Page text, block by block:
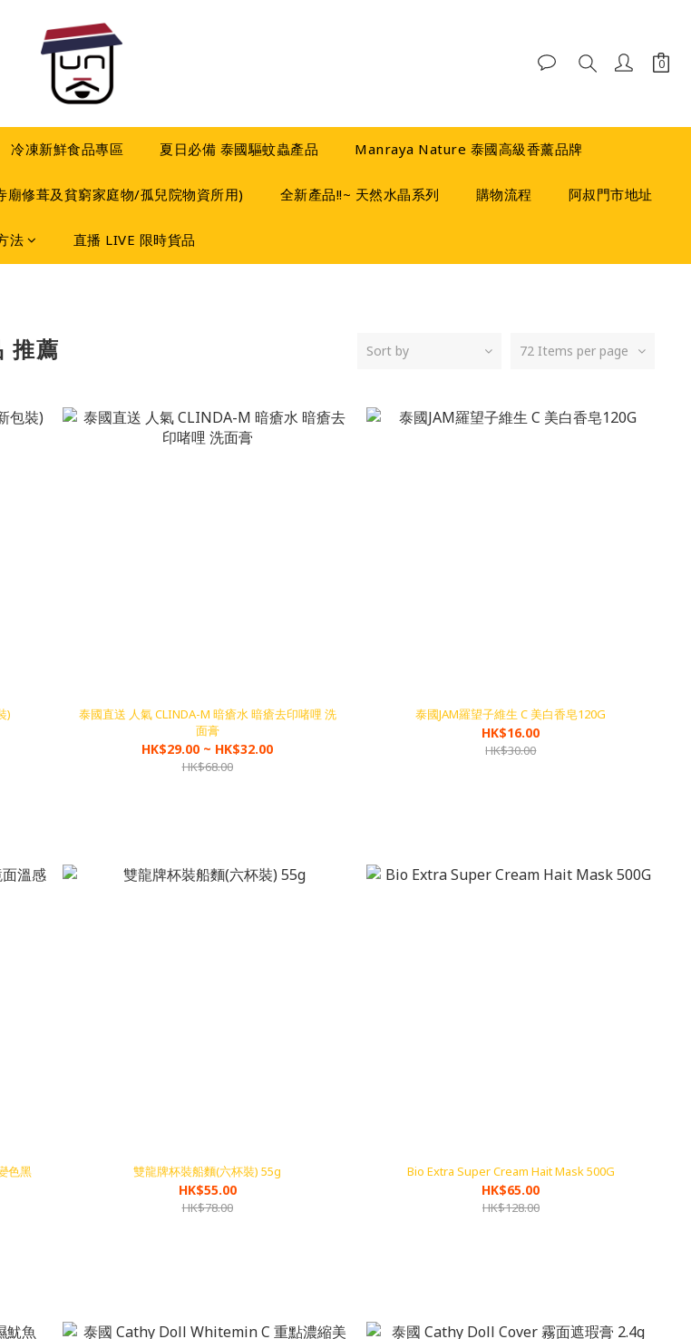
冷凍新鮮食品專區 夏日必備 泰國驅蚊蟲產品 Manraya Nature 泰國高級香薰品牌
修葺及貧窮家庭物/孤兒院物資所用) 全新產品!!~ 天然水晶系列 購物流程 阿叔門市地址
法 直播 LIVE 限時貨品
推薦 Sort by 72 Items per page
)
泰國直送 人氣 CLINDA-M 暗瘡水 暗瘡去印啫哩 洗
面膏
HK$29.00 ~ HK$32.00
HK$68.00
泰國JAM羅望子維生 C 美白香皂120G
HK$16.00
HK$30.00
色黑
雙龍牌杯裝船麵(六杯裝) 55g
HK$55.00
HK$78.00
Bio Extra Super Cream Hait Mask 500G
HK$65.00
HK$128.00